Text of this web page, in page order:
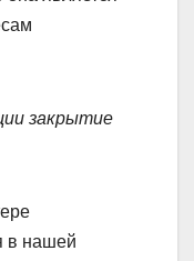
закрытие
в нашей